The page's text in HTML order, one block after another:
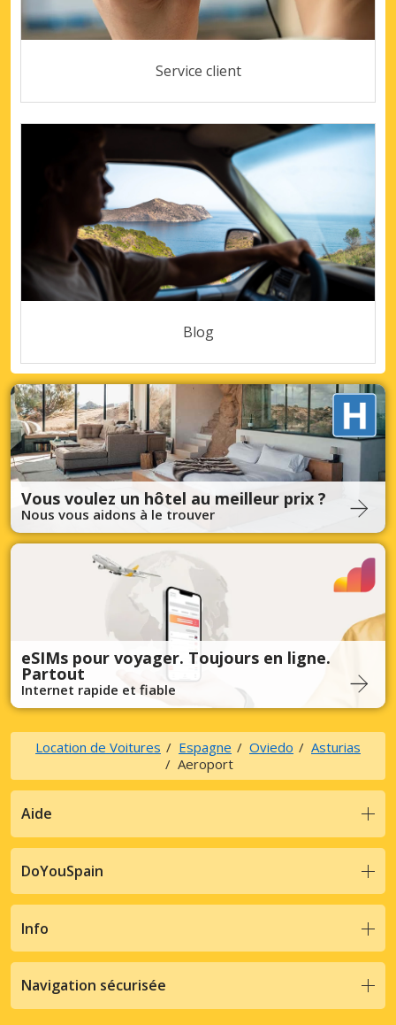
Service client
Blog
Vous voulez un hôtel au meilleur prix ?
Nous vous aidons à le trouver
eSIMs pour voyager. Toujours en ligne.
Partout
Internet rapide et fiable
Location de Voitures Espagne Oviedo
Asturias
Aeroport
Aide
DoYouSpain
Info
Navigation sécurisée